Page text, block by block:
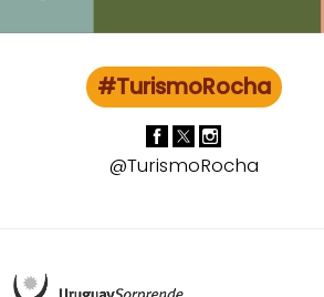
#TurismoRocha
@TurismoRocha